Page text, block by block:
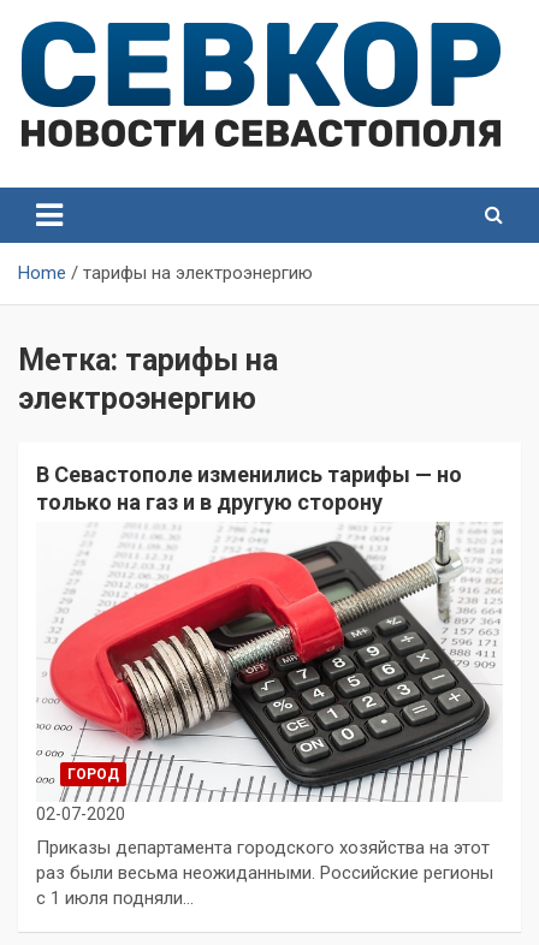
content
Севастополя
Севастополя
Home тарифы на электроэнергию
Метка: тарифы на
электроэнергию
В Севастополе изменились тарифы — но
только на газ и в другую сторону
ГОРОД
02-07-2020
Приказы департамента городского хозяйства на этот
раз были весьма неожиданными. Российские регионы
с 1 июля подняли…